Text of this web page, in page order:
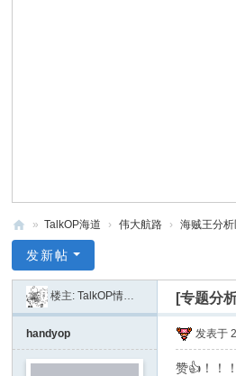
lk
» TalkOP海道 › 伟大航路 › 海贼王分析
发新帖
楼主:TalkOP情报员 [专题分
handyop 发表于
赞👍！！